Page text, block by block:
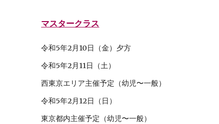
マスタークラス
令和5年2月10日（金）夕方
令和5年2月11日（土）
西東京エリア主催予定（幼児〜一般）
令和5年2月12日（日）
東京都内主催予定（幼児〜一般）